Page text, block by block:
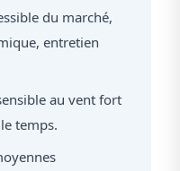
du marché,
entretien
au vent fort
temps.